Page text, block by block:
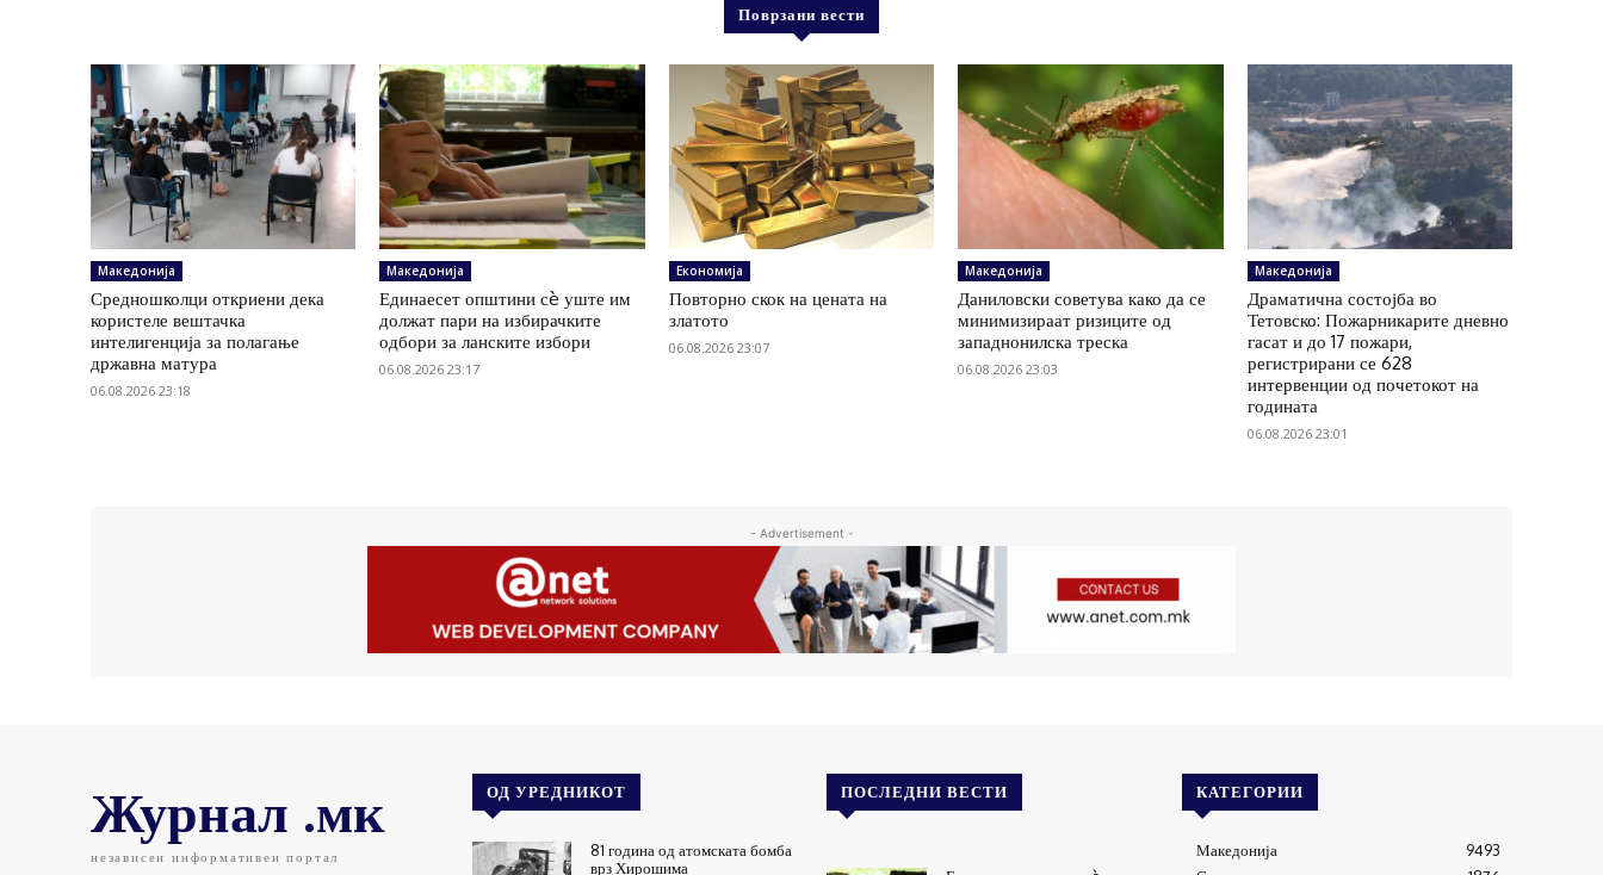
Поврзани вести
Македонија
Средношколци откриени дека
користеле вештачка
интелигенција за полагање
државна матура
06.08.2026 23:18
Македонија
Единаесет општини сè уште им
должат пари на избирачките
одбори за ланските избори
06.08.2026 23:17
Економија
Повторно скок на цената на
златото
06.08.2026 23:07
Македонија
Даниловски советува како да се
минимизираат ризиците од
западнонилска треска
06.08.2026 23:03
Македонија
Драматична состојба во
Тетовско: Пожарникарите дневно
гасат и до 17 пожари,
регистрирани се 628
интервенции од почетокот на
годината
06.08.2026 23:01
- Advertisement -
Журнал .мк
независен информативен портал
ОД УРЕДНИКОТ
81 година од атомската бомба
врз Хирошима
ПОСЛЕДНИ ВЕСТИ КАТЕГОРИИ
Македонија
9493